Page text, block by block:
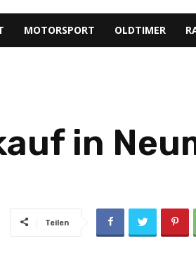
MOTORSPORT OLDTIMER
in
Teilen